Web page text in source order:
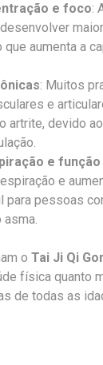
e foco:
aumenta a
: Muitos
e
artrite, devido
e
e
para pessoas
o Tai Ji Qi
física quanto
de todas as